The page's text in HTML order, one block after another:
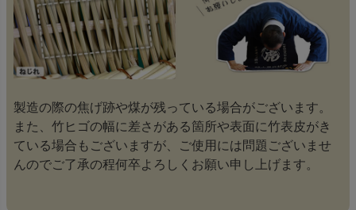
製造の際の焦げ跡や煤が残っている場合がございます。
また、竹ヒゴの幅に差さがある箇所や表面に竹表皮がき
ている場合もございますが、ご使用には問題ございませ
んのでご了承の程何卒よろしくお願い申し上げます。